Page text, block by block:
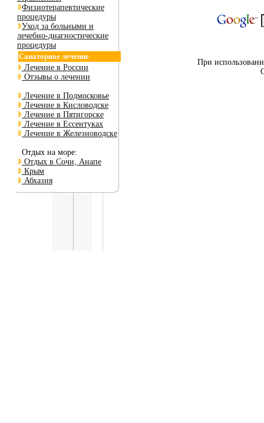
Физиотерапевтические
процедуры
Уход за больными и
лечебно-диагностические
процедуры
Санаторное лечение
Лечение в России
Отзывы о лечении
Лечение в Подмосковье
Лечение в Кисловодске
Лечение в Пятигорске
Лечение в Ессентуках
Лечение в Железноводске
Отдых на море:
Отдых в Сочи, Анапе
Крым
Абхазия
При